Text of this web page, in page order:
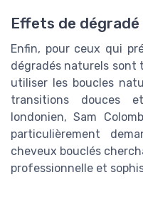
Effets de
Enfin, pour ceux qui
dégradés naturels sont
utiliser les boucles
transitions douces
londonien, Sam
particulièrement
cheveux bouclés
professionnelle et